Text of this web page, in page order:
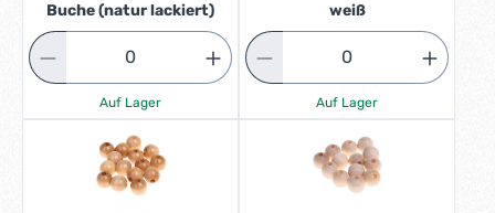
Buche (natur lackiert)
Auf Lager
weiß
Auf Lager